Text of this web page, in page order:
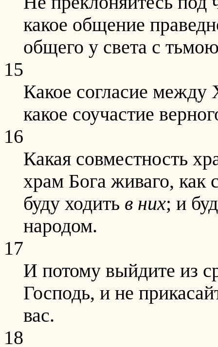
какое общение
общего у света с
15
Какое согласие
какое соучастие
16
Какая совместность
храм Бога живаго, как
буду ходить в них; и
народом.
17
И потому выйдите из
Господь, и не
вас.
18